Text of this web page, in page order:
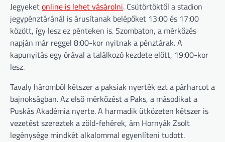
Jegyeketonline is lehet vásárolni. Csütörtöktől a stadion
jegypénztáránál is árusítanak belépőket 13:00 és 17:00
között, így lesz ez pénteken is. Szombaton, a mérkőzés
napján már reggel 8:00-kor nyitnak a pénztárak. A
kapunyitás egy órával a találkozó kezdete előtt, 19:00-kor
lesz.
Tavaly háromból kétszer a paksiak nyerték ezt a párharcot a
bajnokságban. Az első mérkőzést a Paks, a másodikat a
Puskás Akadémia nyerte. A harmadik ütközeten kétszer is
vezetést szereztek a zöld-fehérek, ám Hornyák Zsolt
legénysége mindkét alkalommal egyenlíteni tudott.